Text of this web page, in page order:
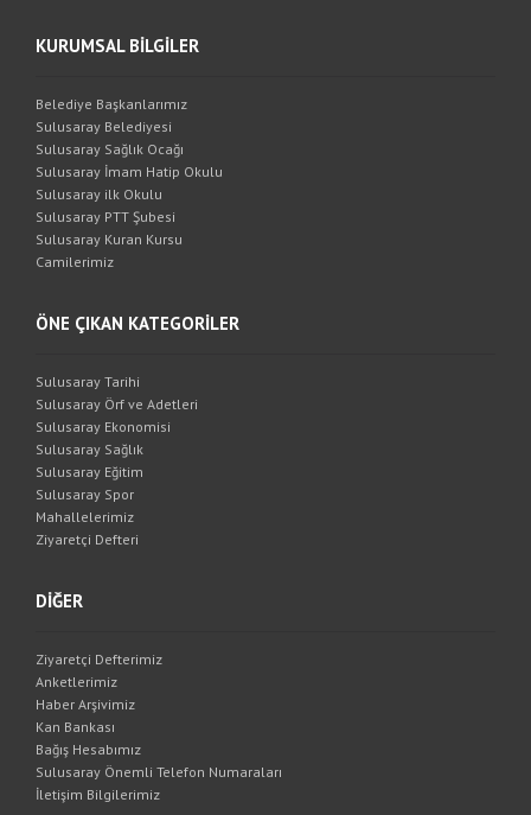
KURUMSAL BİLGİLER
Belediye Başkanlarımız
Sulusaray Belediyesi
Sulusaray Sağlık Ocağı
Sulusaray İmam Hatip Okulu
Sulusaray ilk Okulu
Sulusaray PTT Şubesi
Sulusaray Kuran Kursu
Camilerimiz
ÖNE ÇIKAN KATEGORİLER
Sulusaray Tarihi
Sulusaray Örf ve Adetleri
Sulusaray Ekonomisi
Sulusaray Sağlık
Sulusaray Eğitim
Sulusaray Spor
Mahallelerimiz
Ziyaretçi Defteri
DİĞER
Ziyaretçi Defterimiz
Anketlerimiz
Haber Arşivimiz
Kan Bankası
Bağış Hesabımız
Sulusaray Önemli Telefon Numaraları
İletişim Bilgilerimiz